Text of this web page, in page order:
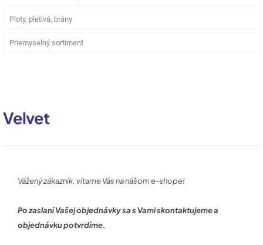
Ploty, pletivá, brány
Priemyselný sortiment
Velvet
Vážený zákazník, vítame Vás na nášom e-shope!
Po zaslaní Vašej objednávky sa s Vami skontaktujeme a
objednávku potvrdíme.